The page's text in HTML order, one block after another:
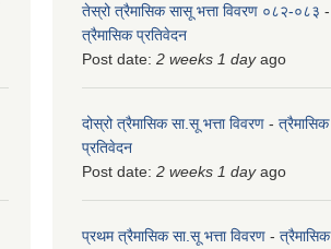
तेस्रो त्रैमासिक सासू भत्ता विवरण ०८२-०८३ -
त्रैमासिक प्रतिवेदन
Post date: 2 weeks 1 dayago
दोस्रो त्रैमासिक सा.सू भत्ता विवरण - त्रैमासिक
प्रतिवेदन
Post date: 2 weeks 1 dayago
प्रथम त्रैमासिक सा.सू भत्ता विवरण - त्रैमासिक